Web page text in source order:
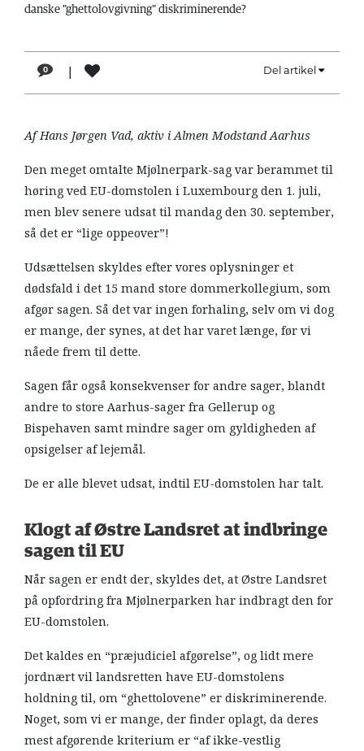
LÆSER
HISTORIE
OM
danske "ghettolovgivning" diskriminerende?
0 Del artikel
Af Hans Jørgen Vad, aktiv i Almen Modstand Aarhus
Den meget omtalte Mjølnerpark-sag var berammet til
høring ved EU-domstolen i Luxembourg den 1. juli,
men blev senere udsat til mandag den 30. september,
så det er “lige oppeover”!
Udsættelsen skyldes efter vores oplysninger et
dødsfald i det 15 mand store dommerkollegium, som
afgør sagen. Så det var ingen forhaling, selv om vi dog
er mange, der synes, at det har varet længe, før vi
nåede frem til dette.
Sagen får også konsekvenser for andre sager, blandt
andre to store Aarhus-sager fra Gellerup og
Bispehaven samt mindre sager om gyldigheden af
opsigelser af lejemål.
De er alle blevet udsat, indtil EU-domstolen har talt.
Klogt af Østre Landsret at indbringe
sagen til EU
Når sagen er endt der, skyldes det, at Østre Landsret
på opfordring fra Mjølnerparken har indbragt den for
EU-domstolen.
Det kaldes en “præjudiciel afgørelse”, og lidt mere
jordnært vil landsretten have EU-domstolens
holdning til, om “ghettolovene” er diskriminerende.
Noget, som vi er mange, der finder oplagt, da deres
mest afgørende kriterium er “af ikke-vestlig